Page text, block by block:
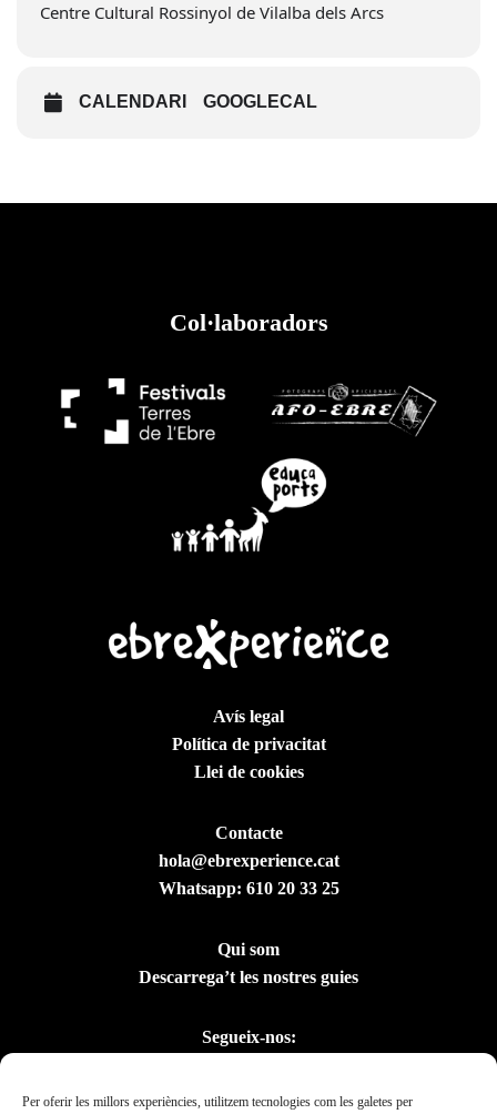
Per oferir les millors experiències, utilitzem tecnologies com les galetes per
Centre Cultural Rossinyol de Vilalba dels Arcs
CALENDARI GOOGLECAL
Col·laboradors
Avís legal
Política de privacitat
Llei de cookies
Contacte
hola@ebrexperience.cat
Whatsapp: 610 20 33 25
Qui som
Descarrega’t les nostres guies
Segueix-nos: